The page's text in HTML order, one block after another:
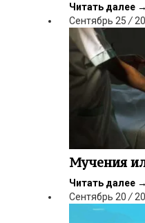
Читать далее →
Сентябрь 25 /
Мучения
Читать далее →
Сентябрь 20/